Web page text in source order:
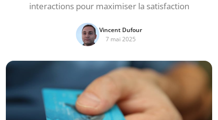
interactions pour maximiser la satisfaction
Vincent Dufour
7 mai 2025